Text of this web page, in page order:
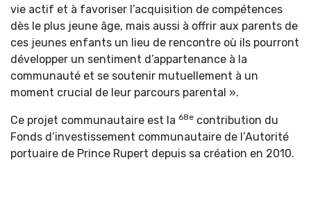
vie actif et à favoriser l’acquisition de compétences
dès le plus jeune âge, mais aussi à offrir aux parents de
ces jeunes enfants un lieu de rencontre où ils pourront
développer un sentiment d’appartenance à la
communauté et se soutenir mutuellement à un
moment crucial de leur parcours parental ».
Ce projet communautaire est la 68e contribution du
Fonds d’investissement communautaire de l’Autorité
portuaire de Prince Rupert depuis sa création en 2010.